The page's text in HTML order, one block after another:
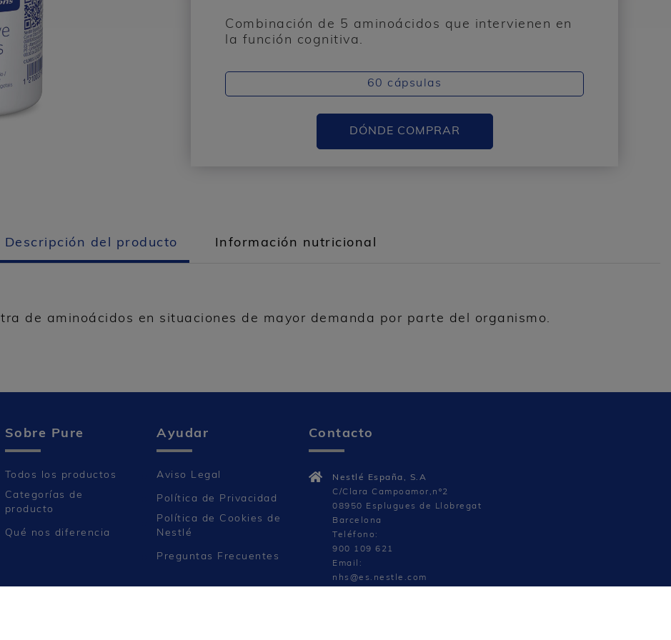
Combinación de 5 aminoácidos que intervienen en
la función cognitiva.
60 cápsulas
DÓNDE COMPRAR
Descripción del producto Información nutricional
de aminoácidos en situaciones de mayor demanda por parte del organismo.
Sobre Pure
Todos los productos
Categorías de
producto
Qué nos diferencia
Ayudar
Aviso Legal
Política de Privacidad
Política de Cookies de
Nestlé
Preguntas Frecuentes
Contacto
Nestlé España, S.A
C/Clara Campoamor,nº2
08950 Esplugues de Llobregat
Barcelona
Teléfono:
900 109 621
Email:
nhs@es.nestle.com